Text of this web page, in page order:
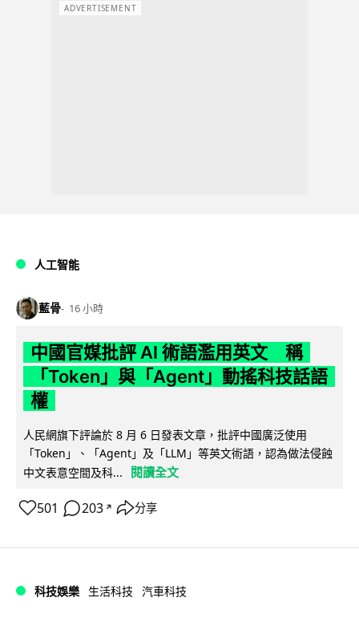
ADVERTISEMENT
人工智能
藍骨 16 小時
中國官媒批評 AI 術語濫用英文 稱
「Token」與「Agent」動搖科技話語
權
人民網旗下評論於 8 月 6 日發表文章，批評中國廣泛使用
「Token」、「Agent」及「LLM」等英文術語，認為做法侵蝕
中文表意空間及科...
閱讀全文
501 203 ↗ 分享
科技娛樂 生活科技 汽車科技